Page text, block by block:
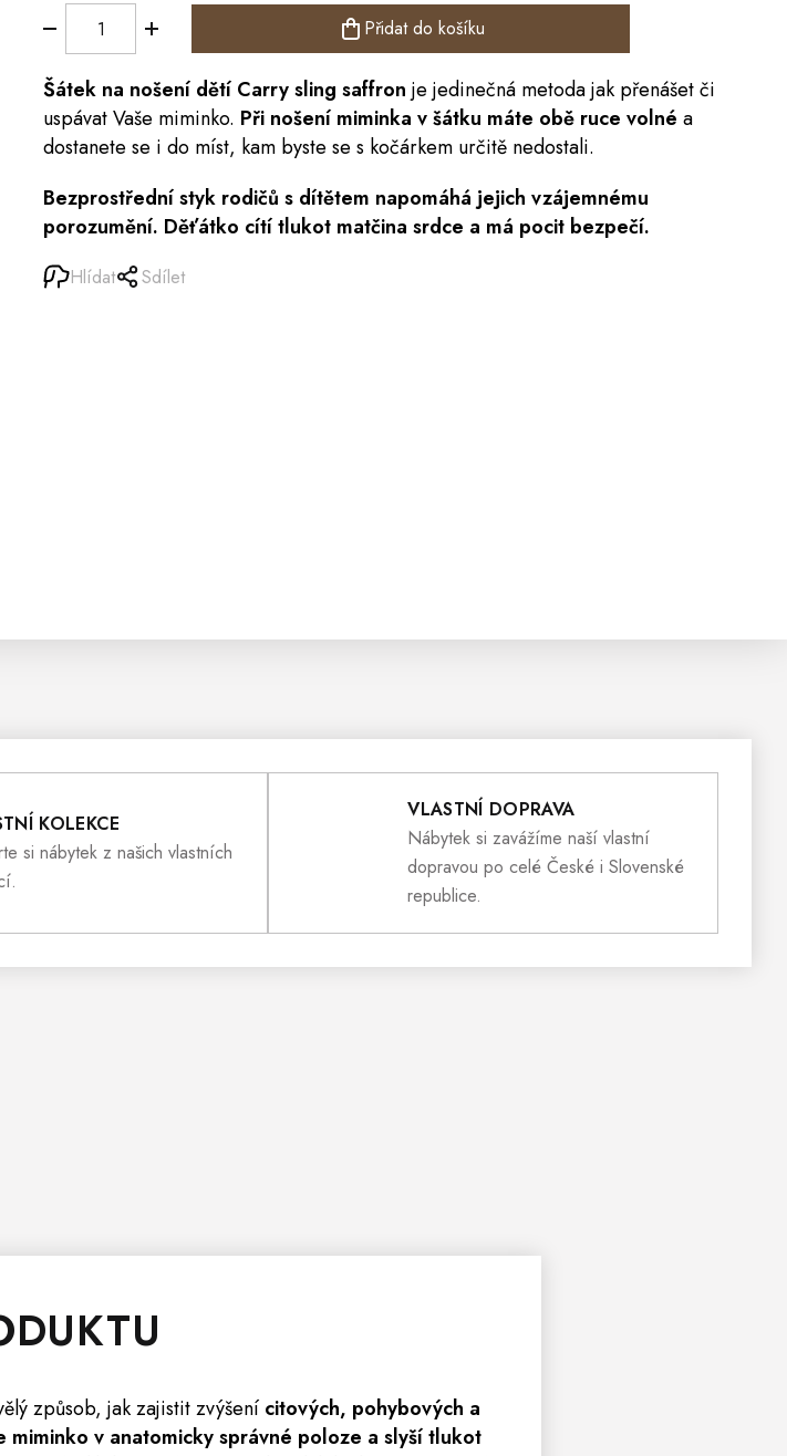
Přidat do košíku
Šátek na nošení dětí Carry sling saffron je jedinečná metoda jak přenášet či
uspávat Vaše miminko. Při nošení miminka v šátku máte obě ruce volné a
dostanete se i do míst, kam byste se s kočárkem určitě nedostali.
Bezprostřední styk rodičů s dítětem napomáhá jejich vzájemnému
porozumění. Děťátko cítí tlukot matčina srdce a má pocit bezpečí.
Hlídat Sdílet
KOLEKCE
si nábytek z našich vlastních
VLASTNÍ DOPRAVA
Nábytek si zavážíme naší vlastní
dopravou po celé České i Slovenské
republice.
způsob, jak zajistit zvýšení citových, pohybových a
miminko v anatomicky správné poloze a slyší tlukot